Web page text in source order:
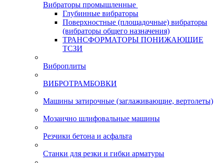
Вибраторы промышленные
Глубинные вибраторы
Поверхностные (площадочные) вибраторы
(вибраторы общего назначения)
ТРАНСФОРМАТОРЫ ПОНИЖАЮЩИЕ
ТСЗИ
Виброплиты
ВИБРОТРАМБОВКИ
Машины затирочные (заглаживающие, вертолеты)
Мозаично шлифовальные машины
Резчики бетона и асфальта
Станки для резки и гибки арматуры